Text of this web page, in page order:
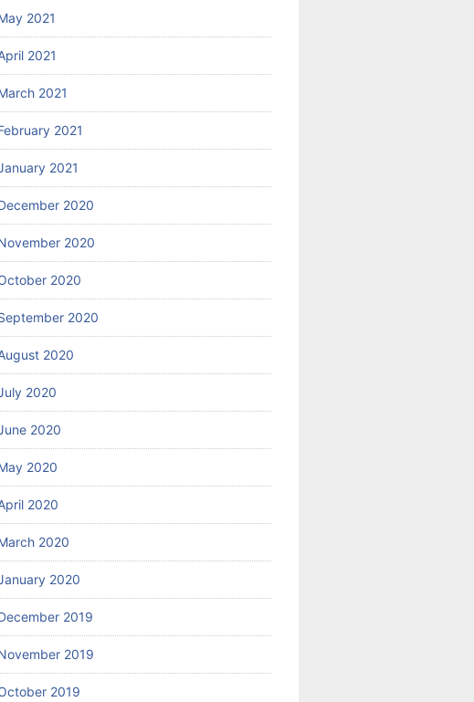
2021
2021
2021
2021
2021
2020
2020
2020
2020
2020
2020
2020
2020
2020
2020
2020
2019
2019
2019